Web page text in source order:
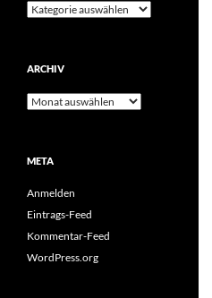
Kategorien
ARCHIV
Archiv
META
Anmelden
Eintrags-Feed
Kommentar-Feed
WordPress.org